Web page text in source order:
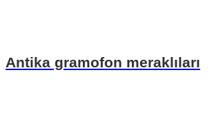
Antika gramofon meraklıları